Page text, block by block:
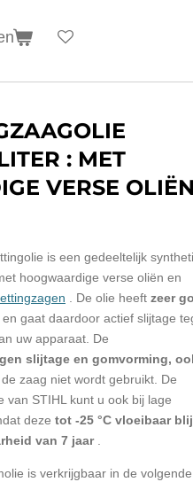
: MET
VERSE OLIËN
is een gedeeltelijk
hoogwaardige verse oliën en
. De olie heeft zeer
en gaat daardoor actief slijtage
uw apparaat. De
slijtage en gomvorming,
zaag niet wordt gebruikt. De
van STIHL kunt u ook bij lage
deze tot -25 °C vloeibaar
van 7 jaar
is verkrijgbaar in de volgende